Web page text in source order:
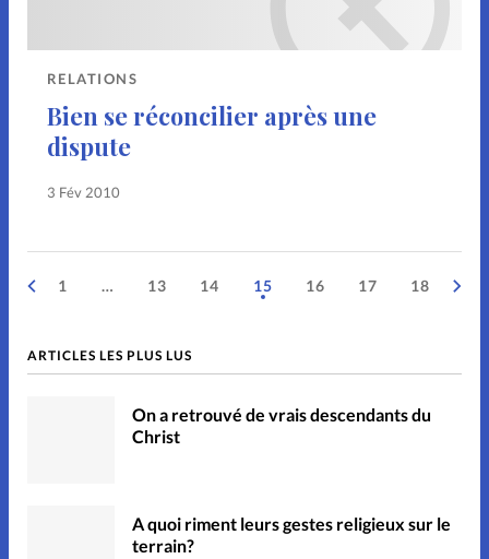
RELATIONS
Bien se réconcilier après une
dispute
3 Fév 2010
1 … 13 14 15 16 17 18
ARTICLES LES PLUS LUS
On a retrouvé de vrais descendants du
Christ
A quoi riment leurs gestes religieux sur le
terrain?